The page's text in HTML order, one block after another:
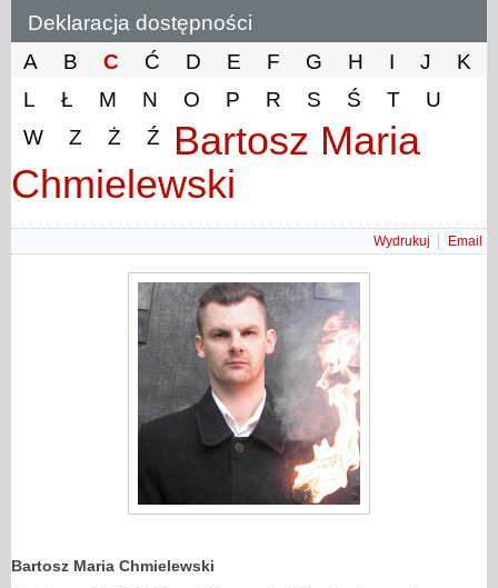
Deklaracja dostępności
A
B C Ć D E F G H I J
K
L
Ł M N O P R S Ś T
U
W
Z Ż Ź
Bartosz Maria
Chmielewski
Wydrukuj Email
Bartosz Maria Chmielewski